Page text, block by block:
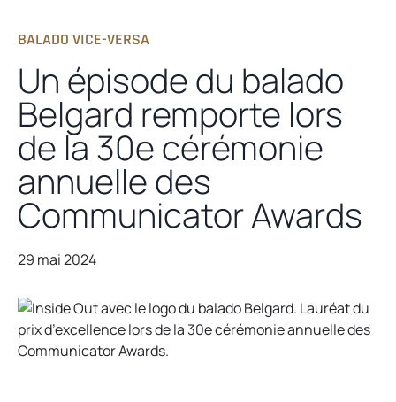
BALADO VICE-VERSA
Un épisode du balado
Belgard remporte lors
de la 30e cérémonie
annuelle des
Communicator Awards
29 mai 2024